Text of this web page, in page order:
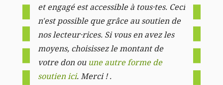
et engagé est accessible à tous·tes. Ceci
n'est possible que grâce au soutien de
nos lecteur·rices. Si vous en avez les
moyens, choisissez le montant de
votre don ou une autre forme de
soutien ici. Merci ! .